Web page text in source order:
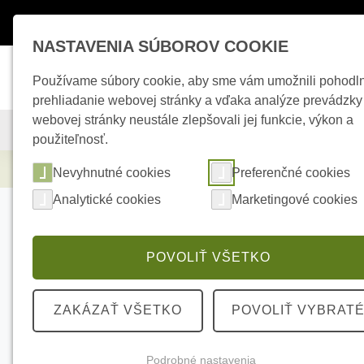
KAMEROVÉ SYSTÉMY ZABEZPEČOVACIE SYSTÉMY
Kamerové systémy HIKVISION DS-
NASTAVENIA SÚBOROV COOKIE
Používame súbory cookie, aby sme vám umožnili
prehliadanie webovej stránky a vďaka analýze prevádzky
webovej stránky neustále zlepšovali jej funkcie, výkon a
použiteľnosť.
Nevyhnutné cookies
Preferenčné cookies
Analytické cookies
Marketingové cookies
POVOLIŤ VŠETKO
ZAKÁZAŤ VŠETKO POVOLIŤ VYBRATÉ
Podrobné nastavenia